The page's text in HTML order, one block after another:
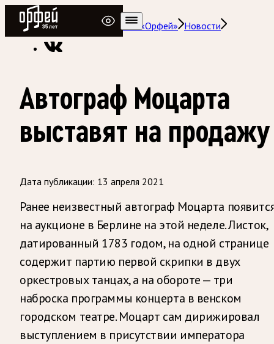
Радио Орфей
Радио классической музыки «Орфей» Новости
Автограф Моцарта
выставят на продажу
Дата публикации: 13 апреля 2021
Ранее неизвестный автограф Моцарта
на аукционе в Берлине на этой неделе. Листок,
датированный 1783 годом, на одной странице
содержит партию первой скрипки в двух
оркестровых танцах, а на обороте — три
наброска программы концерта в венском
городском театре. Моцарт сам дирижировал
выступлением в присутствии императора